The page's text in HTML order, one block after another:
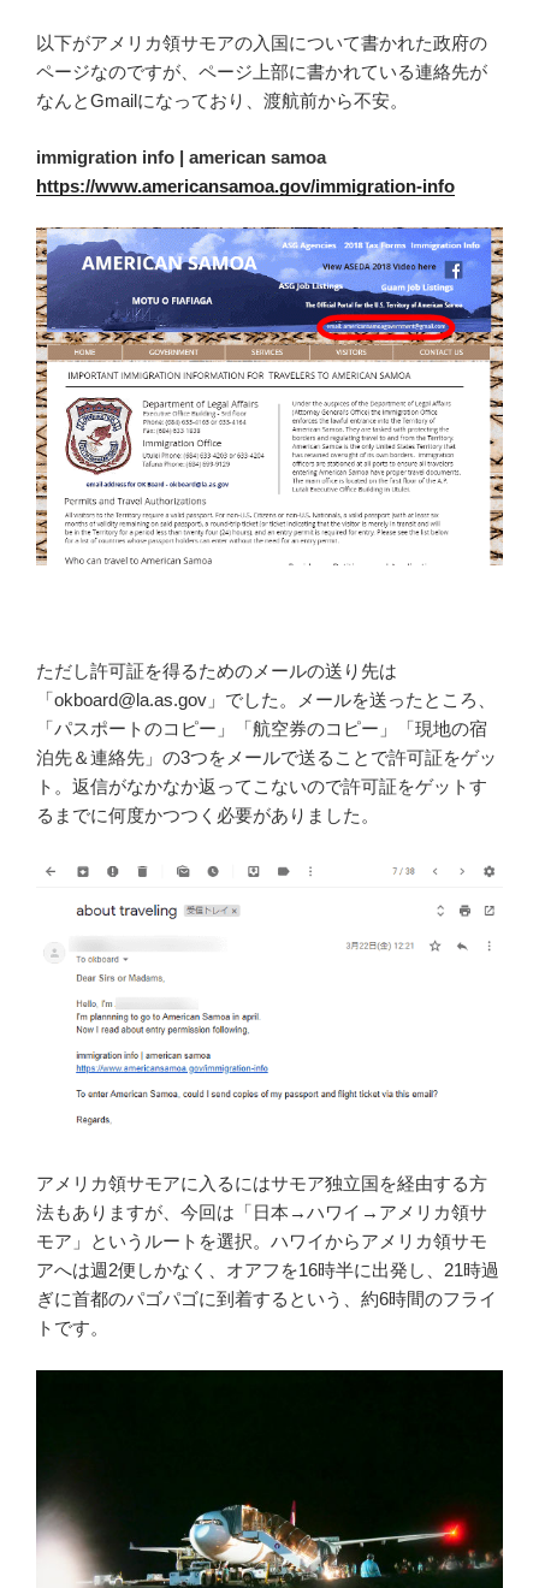
以下がアメリカ領サモアの入国について書かれた政府の
ページなのですが、ページ上部に書かれている連絡先が
なんとGmailになっており、渡航前から不安。
immigration info | american samoa
https://www.americansamoa.gov/immigration-info
ただし許可証を得るためのメールの送り先は
「okboard@la.as.gov」でした。メールを送ったところ、
「パスポートのコピー」「航空券のコピー」「現地の宿
泊先＆連絡先」の3つをメールで送ることで許可証をゲッ
ト。返信がなかなか返ってこないので許可証をゲットす
るまでに何度かつつく必要がありました。
アメリカ領サモアに入るにはサモア独立国を経由する方
法もありますが、今回は「日本→ハワイ→アメリカ領サ
モア」というルートを選択。ハワイからアメリカ領サモ
アへは週2便しかなく、オアフを16時半に出発し、21時過
ぎに首都のパゴパゴに到着するという、約6時間のフライ
トです。